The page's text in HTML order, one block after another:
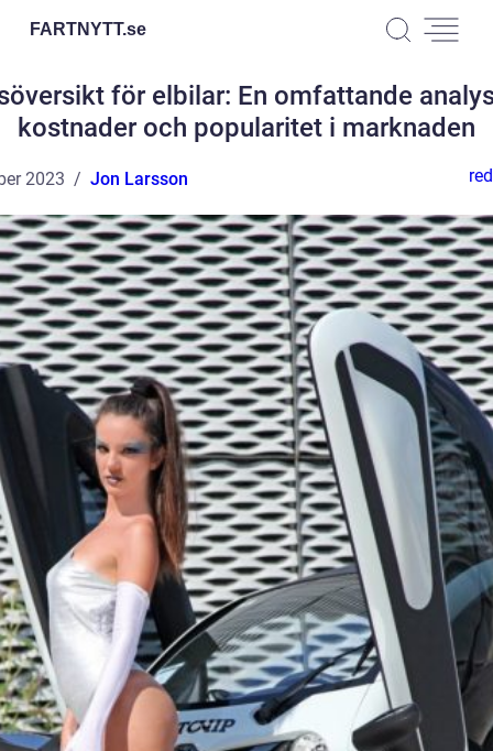
FARTNYTT.se
för elbilar: En omfattande
kostnader och popularitet i marknaden
2023 Jon Larsson